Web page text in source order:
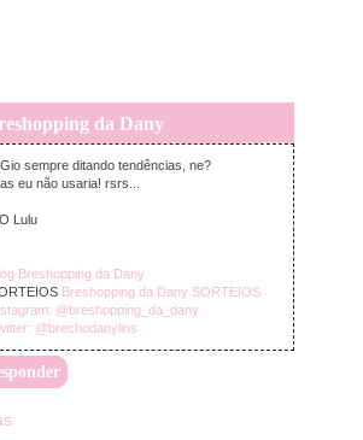
da Dany
quarta-feira, setembro 16, 2015
sempre ditando tendências, ne?
eu não usaria! rsrs...
Lulu
Breshopping da Dany
Breshopping da Dany SORTEIOS
@breshopping_da_dany
@brechodanylins